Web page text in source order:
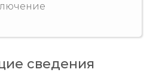
сведения